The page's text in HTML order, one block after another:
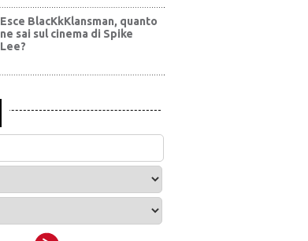
Esce BlacKkKlansman, quanto
ne sai sul cinema di Spike
Lee?